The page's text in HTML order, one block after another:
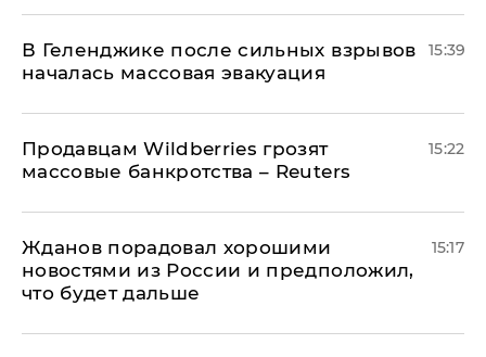
В Геленджике после сильных взрывов
началась массовая эвакуация
15:39
Продавцам Wildberries грозят
массовые банкротства – Reuters
15:22
Жданов порадовал хорошими
новостями из России и предположил,
что будет дальше
15:17